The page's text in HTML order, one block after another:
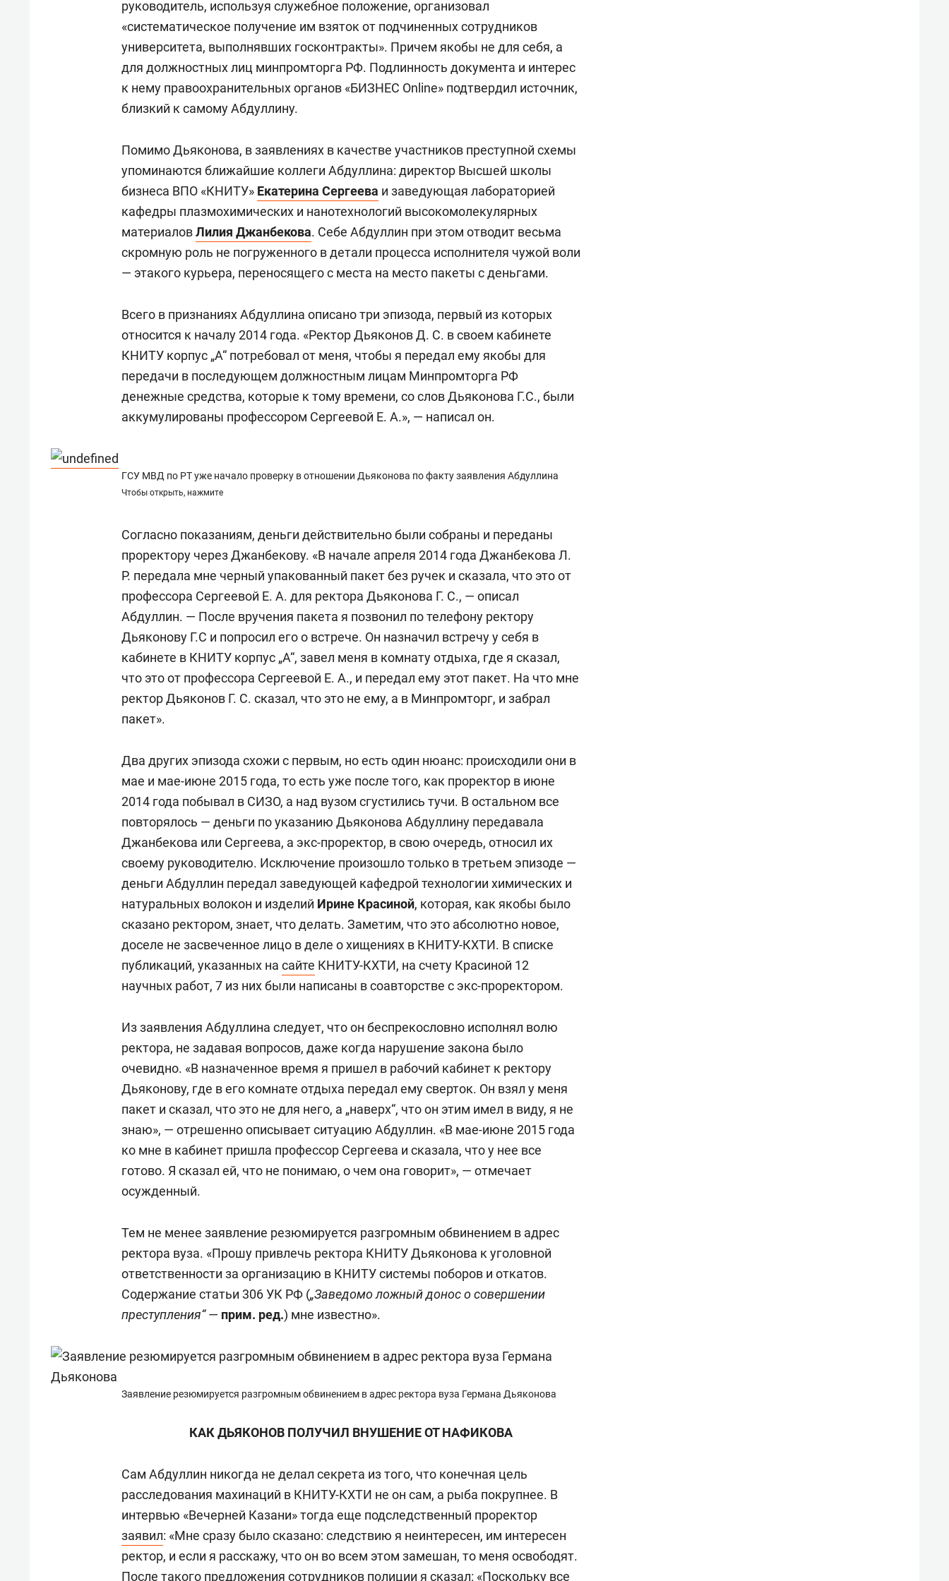
руководитель, используя служебное положение, организовал
«систематическое получение им взяток от подчиненных сотрудников
университета, выполнявших госконтракты». Причем якобы не для себя, а
для должностных лиц минпромторга РФ. Подлинность документа и интерес
к нему правоохранительных органов «БИЗНЕС Online» подтвердил источник,
близкий к самому Абдуллину.
Помимо Дьяконова, в заявлениях в качестве участников преступной схемы
упоминаются ближайшие коллеги Абдуллина: директор Высшей школы
бизнеса ВПО «КНИТУ» Екатерина Сергеева и заведующая лабораторией
кафедры плазмохимических и нанотехнологий высокомолекулярных
материаловЛилия Джанбекова. Себе Абдуллин при этом отводит весьма
скромную роль не погруженного в детали процесса исполнителя чужой воли
— этакого курьера, переносящего с места на место пакеты с деньгами.
Всего в признаниях Абдуллина описано три эпизода, первый из которых
относится к началу 2014 года. «Ректор Дьяконов Д. С. в своем кабинете
КНИТУ корпус „А“ потребовал от меня, чтобы я передал ему якобы для
передачи в последующем должностным лицам Минпромторга РФ
денежные средства, которые к тому времени, со слов Дьяконова Г.С., были
аккумулированы профессором Сергеевой Е. А.», — написал он.
ГСУ МВД по РТ уже начало проверку в отношении Дьяконова по факту заявления Абдуллина
Чтобы открыть, нажмите
Согласно показаниям, деньги действительно были собраны и переданы
проректору через Джанбекову. «В начале апреля 2014 года Джанбекова Л.
Р. передала мне черный упакованный пакет без ручек и сказала, что это от
профессора Сергеевой Е. А. для ректора Дьяконова Г. С., — описал
Абдуллин. — После вручения пакета я позвонил по телефону ректору
Дьяконову Г.С и попросил его о встрече. Он назначил встречу у себя в
кабинете в КНИТУ корпус „А“, завел меня в комнату отдыха, где я сказал,
что это от профессора Сергеевой Е. А., и передал ему этот пакет. На что мне
ректор Дьяконов Г. С. сказал, что это не ему, а в Минпромторг, и забрал
пакет».
Два других эпизода схожи с первым, но есть один нюанс: происходили они в
мае и мае-июне 2015 года, то есть уже после того, как проректор в июне
2014 года побывал в СИЗО, а над вузом сгустились тучи. В остальном все
повторялось — деньги по указанию Дьяконова Абдуллину передавала
Джанбекова или Сергеева, а экс-проректор, в свою очередь, относил их
своему руководителю. Исключение произошло только в третьем эпизоде —
деньги Абдуллин передал заведующей кафедрой технологии химических и
натуральных волокон и изделий Ирине Красиной, которая, как якобы было
сказано ректором, знает, что делать. Заметим, что это абсолютно новое,
доселе не засвеченное лицо в деле о хищениях в КНИТУ-КХТИ. В списке
публикаций, указанных на сайте КНИТУ-КХТИ, на счету Красиной 12
научных работ, 7 из них были написаны в соавторстве с экс-проректором.
Из заявления Абдуллина следует, что он беспрекословно исполнял волю
ректора, не задавая вопросов, даже когда нарушение закона было
очевидно. «В назначенное время я пришел в рабочий кабинет к ректору
Дьяконову, где в его комнате отдыха передал ему сверток. Он взял у меня
пакет и сказал, что это не для него, а „наверх“, что он этим имел в виду, я не
знаю», — отрешенно описывает ситуацию Абдуллин. «В мае-июне 2015 года
ко мне в кабинет пришла профессор Сергеева и сказала, что у нее все
готово. Я сказал ей, что не понимаю, о чем она говорит», — отмечает
осужденный.
Тем не менее заявление резюмируется разгромным обвинением в адрес
ректора вуза. «Прошу привлечь ректора КНИТУ Дьяконова к уголовной
ответственности за организацию в КНИТУ системы поборов и откатов.
Содержание статьи 306 УК РФ („Заведомо ложный донос о совершении
преступления“— прим. ред.) мне известно».
Заявление резюмируется разгромным обвинением в адрес ректора вуза Германа Дьяконова
КАК ДЬЯКОНОВ ПОЛУЧИЛ ВНУШЕНИЕ ОТ НАФИКОВА
Сам Абдуллин никогда не делал секрета из того, что конечная цель
расследования махинаций в КНИТУ-КХТИ не он сам, а рыба покрупнее. В
интервью «Вечерней Казани» тогда еще подследственный проректор
заявил: «Мне сразу было сказано: следствию я неинтересен, им интересен
ректор, и если я расскажу, что он во всем этом замешан, то меня освободят.
После такого предложения сотрудников полиции я сказал: «Поскольку все